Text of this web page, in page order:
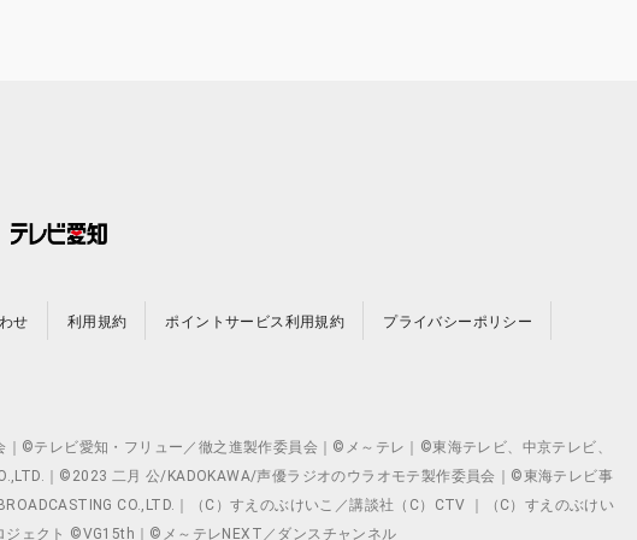
せ 利用規約 ポイントサービス利用規約 プライバシーポリシー
©テレビ愛知・フリュー／徹之進製作委員会｜©メ～テレ｜©東海テレビ、中京テレビ、
｜©2023 二月 公/KADOKAWA/声優ラジオのウラオモテ製作委員会｜©東海テレビ事
CO.,LTD.｜（C）すえのぶけいこ／講談社（C）CTV ｜（C）すえのぶけい
ジェクト ©VG15th｜©メ～テレNEXT／ダンスチャンネル